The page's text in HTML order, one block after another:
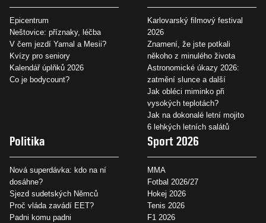
Epicentrum
Neštovice: příznaky, léčba
V čem jezdí Yamal a Mesii?
Kvízy pro seniory
Kalendář úplňků 2026
Co je bodycount?
Karlovarský filmový festival
2026
Znamení, že jste potkali
někoho z minulého života
Astronomické úkazy 2026:
zatmění slunce a další
Jak obléci miminko při
vysokých teplotách?
Jak na dokonalé letní mojito
6 lehkých letních salátů
Politika
Nová superdávka: kdo na ní
dosáhne?
Sjezd sudetských Němců
Proč vláda zavádí EET?
Padni komu padni
Sport 2026
MMA
Fotbal 2026/27
Hokej 2026
Tenis 2026
F1 2026